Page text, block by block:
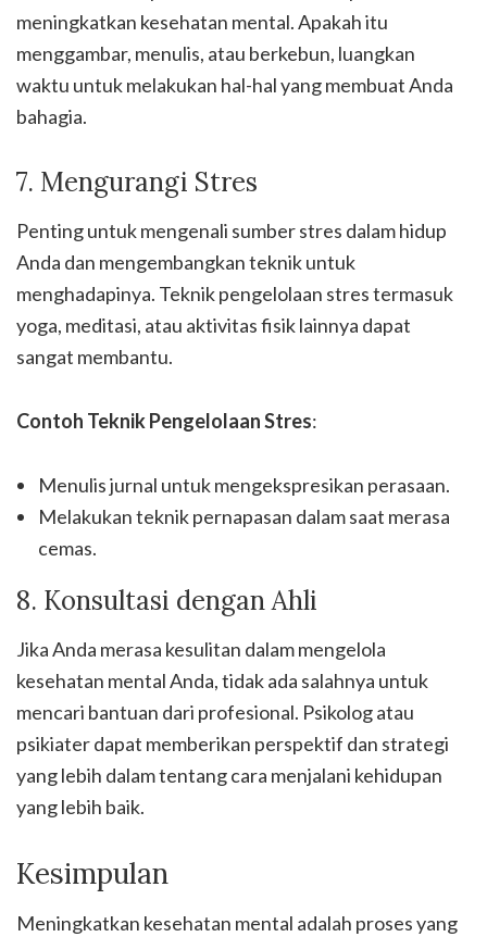
meningkatkan kesehatan mental. Apakah itu
menggambar, menulis, atau berkebun, luangkan
waktu untuk melakukan hal-hal yang membuat Anda
bahagia.
7. Mengurangi Stres
Penting untuk mengenali sumber stres dalam hidup
Anda dan mengembangkan teknik untuk
menghadapinya. Teknik pengelolaan stres termasuk
yoga, meditasi, atau aktivitas fisik lainnya dapat
sangat membantu.
Contoh Teknik Pengelolaan Stres:
Menulis jurnal untuk mengekspresikan perasaan.
Melakukan teknik pernapasan dalam saat merasa
cemas.
8. Konsultasi dengan Ahli
Jika Anda merasa kesulitan dalam mengelola
kesehatan mental Anda, tidak ada salahnya untuk
mencari bantuan dari profesional. Psikolog atau
psikiater dapat memberikan perspektif dan strategi
yang lebih dalam tentang cara menjalani kehidupan
yang lebih baik.
Kesimpulan
Meningkatkan kesehatan mental adalah proses yang